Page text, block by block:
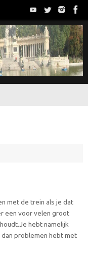
met de trein als je dat
een voor velen groot
hebt namelijk
problemen hebt met